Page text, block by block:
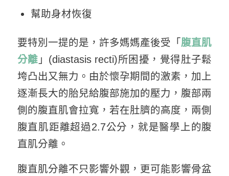
幫助身材恢復
要特別一提的是，許多媽媽產後受「 腹直肌
分離 」(diastasis recti)所困擾，覺得肚子鬆
垮凸出又無力。由於懷孕期間的激素，加上
逐漸長大的胎兒給腹部施加的壓力，腹部兩
側的腹直肌會拉寬，若在肚臍的高度，兩側
腹直肌距離超過2.7公分，就是醫學上的腹
直肌分離。
腹直肌分離不只影響外觀，更可能影響骨盆